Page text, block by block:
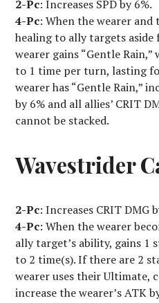
2-Pc: Increases SPD by 6%.
4-Pc: When the wearer
healing to ally targets aside
wearer gains “Gentle
to 1 time per turn, lasting
wearer has “Gentle Rain,”
by 6% and all allies’ CRIT
cannot be stacked.
Wavestrider
2-Pc: Increases CRIT DMG
4-Pc: When the wearer
ally target’s ability, gains 1
to 2 time(s). If there are 2
wearer uses their Ultimate,
increase the wearer’s ATK